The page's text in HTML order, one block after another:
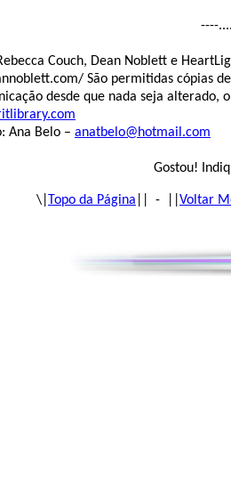
----
Couch, Dean Noblett e
São permitidas cópias
desde que nada seja alterado,
Ana Belo – anatbelo@hotmail.com
Gostou!
\| Topo da Página || - || Voltar